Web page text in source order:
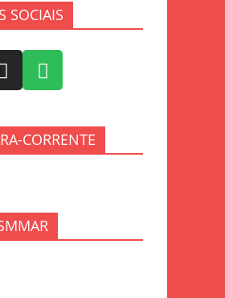
SOCIAIS
CORRENTE